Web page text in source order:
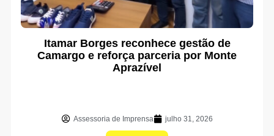
Itamar Borges reconhece gestão de
Camargo e reforça parceria por Monte
Aprazível
Assessoria de Imprensa julho 31, 2026